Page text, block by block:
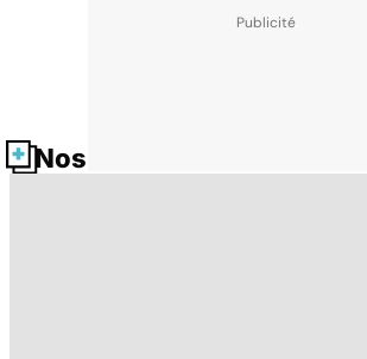
Nos fiches santé